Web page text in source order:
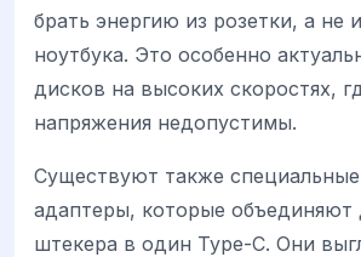
брать энергию из розетки, а не
ноутбука. Это особенно
дисков на высоких скоростях,
напряжения недопустимы.
Существуют также
адаптеры, которые объединяют
штекера в один Type-C. Они